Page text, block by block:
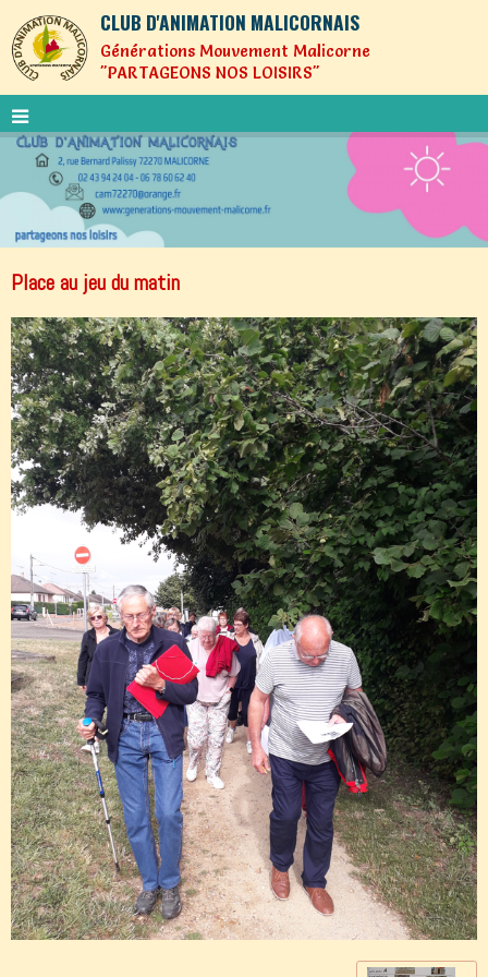
CLUB D'ANIMATION MALICORNAIS
Générations Mouvement Malicorne
"PARTAGEONS NOS LOISIRS"
Place au jeu du matin